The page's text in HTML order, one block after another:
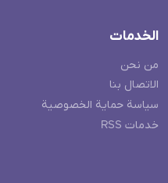
الخدمات
من نحن
الاتصال بنا
سياسة حماية الخصوصية
خدمات RSS